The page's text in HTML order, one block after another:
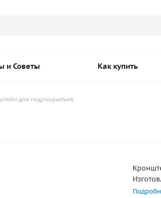
и Советы Как купить
для гидрокрыльев